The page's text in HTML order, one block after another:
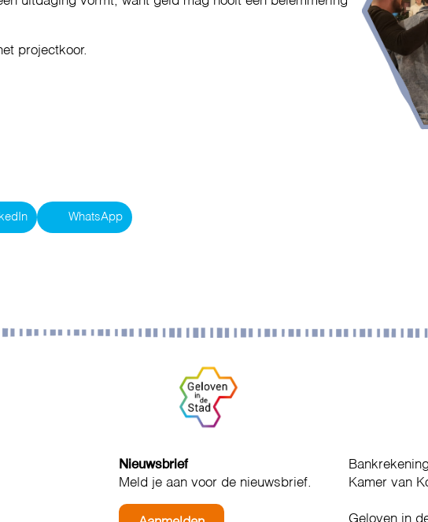
projectkoor.
WhatsApp
Nieuwsbrief
Meld je aan voor de nieuwsbrief.
Kamer van